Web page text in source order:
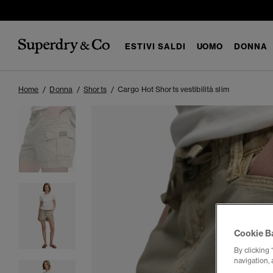
ESTIVI SALDI UOMO DONNA
Home Donna Shorts Cargo Hot Shorts vestibilità slim
Cookie
By clicking
navigation,